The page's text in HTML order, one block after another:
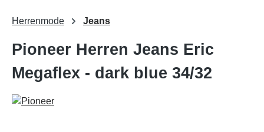
Herrenmode Jeans
Pioneer Herren Jeans Eric
Megaflex - dark blue 34/32